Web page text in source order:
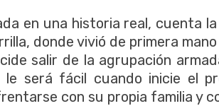
en una historia real, cuenta
donde vivió de primera
salir de la agrupación
será fácil cuando inicie el
con su propia familia y